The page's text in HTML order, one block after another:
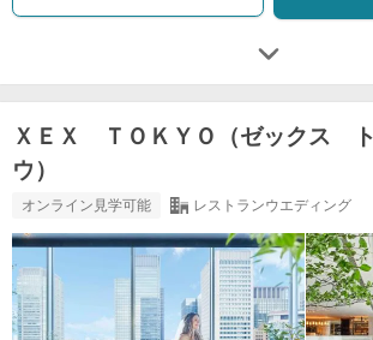
ＸＥＸ ＴＯＫＹＯ（ゼックス
ウ）
オンライン見学可能 レストランウエディング